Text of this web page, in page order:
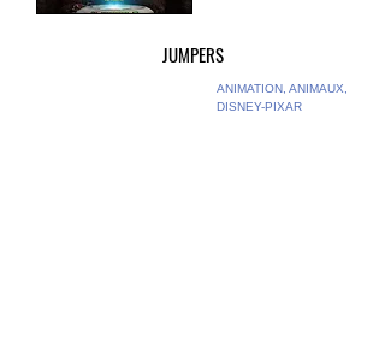
JUMPERS
ANIMATION, ANIMAUX,
DISNEY-PIXAR